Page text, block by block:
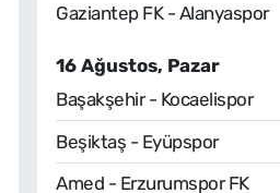
Gaziantep FK - Alanyaspor
16 Ağustos, Pazar
Başakşehir - Kocaelispor
Beşiktaş - Eyüpspor
Amed - Erzurumspor FK